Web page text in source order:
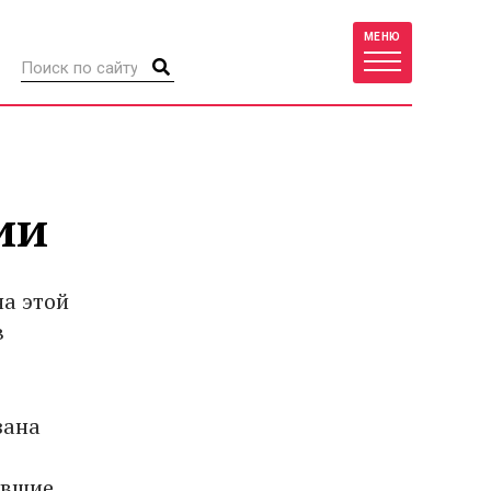
МЕНЮ
этой